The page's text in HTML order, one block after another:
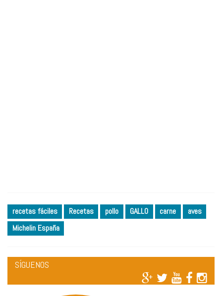
recetas fáciles Recetas pollo GALLO carne
aves
Michelin España
SÍGUENOS